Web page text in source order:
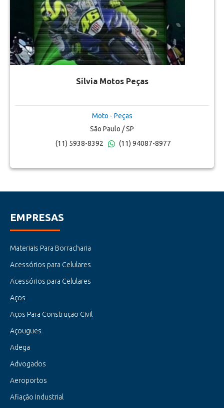
Silvia Motos Peças
Moto - Peças
São Paulo / SP
(11) 5938-8392
(11) 94087-8977
EMPRESAS
Materiais Para Borracharia
Acessórios para Celulares
Acessórios para Celulares
Aços
Aços Para Construção Civil
Açougues
Adega
Advogados
Aeroportos
Afiação Industrial